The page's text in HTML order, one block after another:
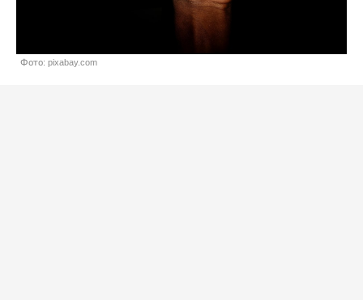
Фото: pixabay.com